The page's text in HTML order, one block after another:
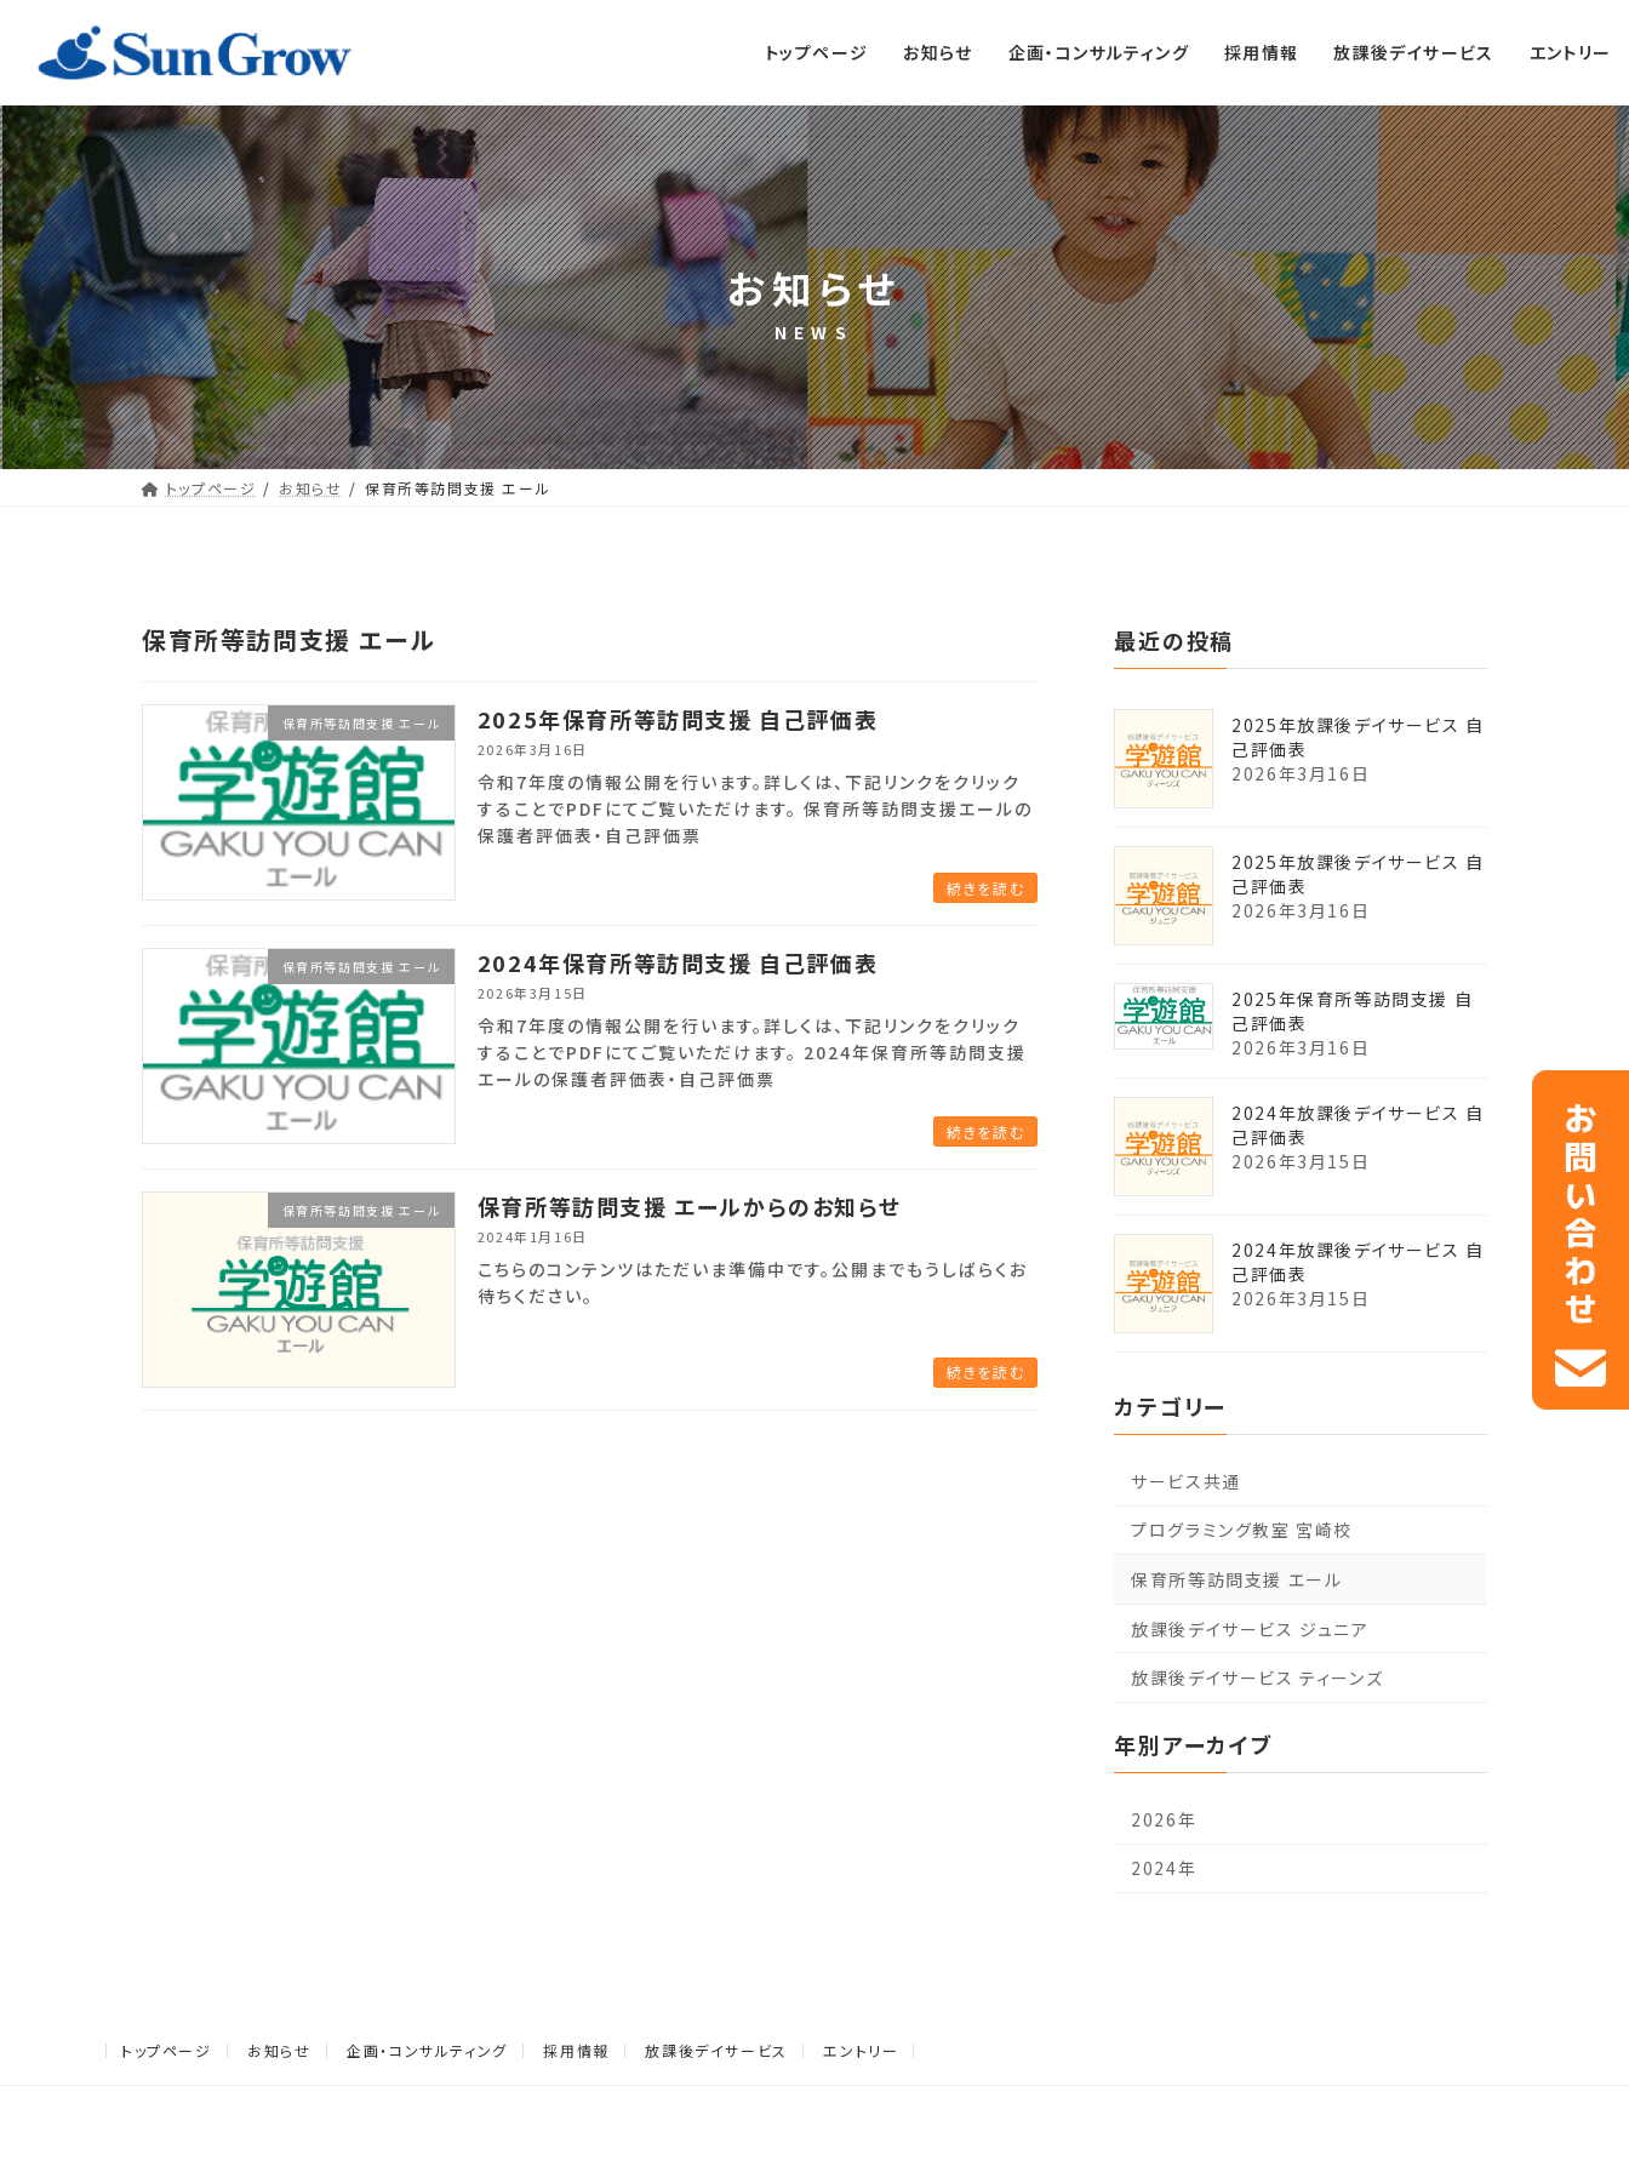
ン
ツ
へ
ス
キ
ッ
プ
ー
シ
ョ
ン
に
移
動
トップページ お知らせ 企画・コンサルティング 採用情報 放課後デイサービス
学遊館ジュニア
学遊館ティーンズ
学遊館エール
宮崎校
エントリー
お知らせ
トップページ お知らせ 保育所等訪問支援 エール
保育所等訪問支援 エール
保育所等訪問支援 エール 2025年保育所等訪問支援 自己評価表
2026年3月16日
令和7年度の情報公開を行います。詳しくは、下記リンクをクリック
することでPDFにてご覧いただけます。 保育所等訪問支援エールの
保護者評価表・自己評価票
続きを読む
保育所等訪問支援 エール 2024年保育所等訪問支援 自己評価表
2026年3月15日
令和7年度の情報公開を行います。詳しくは、下記リンクをクリック
することでPDFにてご覧いただけます。 2024年保育所等訪問支援
エールの保護者評価表・自己評価票
続きを読む
保育所等訪問支援 エール 保育所等訪問支援 エールからのお知らせ
2024年1月16日
こちらのコンテンツはただいま準備中です。公開までもうしばらくお
待ちください。
続きを読む
最近の投稿
2025年放課後デイサービス 自
己評価表
2026年3月16日
2025年放課後デイサービス 自
己評価表
2026年3月16日
2025年保育所等訪問支援 自
己評価表
2026年3月16日
2024年放課後デイサービス 自
己評価表
2026年3月15日
2024年放課後デイサービス 自
己評価表
2026年3月15日
カテゴリー
サービス共通
プログラミング教室 宮崎校
保育所等訪問支援 エール
放課後デイサービス ジュニア
放課後デイサービス ティーンズ
年別アーカイブ
2026年
2024年
トップページ お知らせ 企画・コンサルティング 採用情報 放課後デイサービス エントリー